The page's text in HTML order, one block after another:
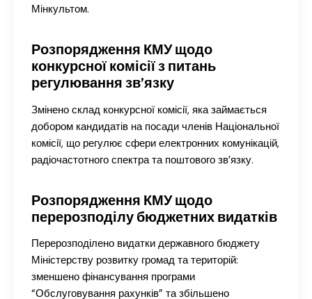
Мінкультом.
Розпорядження КМУ щодо
конкурсної комісії з питань
регулювання зв’язку
Змінено склад конкурсної комісії, яка займається
добором кандидатів на посади членів Національної
комісії, що регулює сфери електронних комунікацій,
радіочастотного спектра та поштового зв’язку.
Розпорядження КМУ щодо
перерозподілу бюджетних видатків
Перерозподілено видатки державного бюджету
Міністерству розвитку громад та територій:
зменшено фінансування програми
“Обслуговування рахунків” та збільшено